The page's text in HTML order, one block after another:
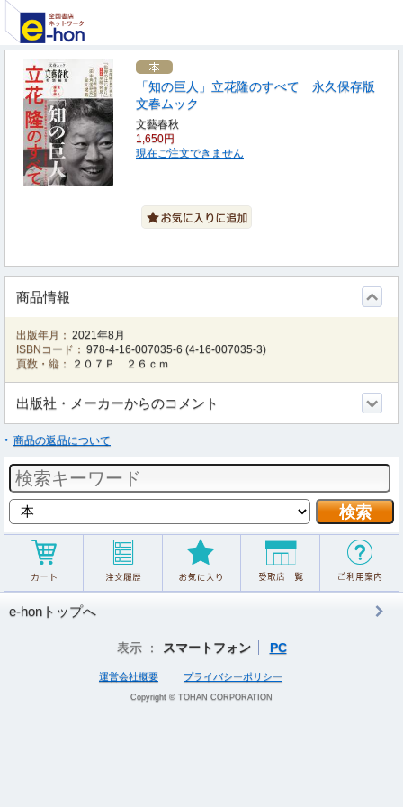
「知の巨人」立花隆のすべて 永久保存版
文春ムック
文藝春秋
1,650円
現在ご注文できません
商品情報
出版年月： 2021年8月
ISBNコード： 978-4-16-007035-6 (4-16-007035-3)
頁数・縦：
２０７Ｐ ２６ｃｍ
出版社・メーカーからのコメント
商品の返品について
e-honトップへ
表示 ： スマートフォン PC
運営会社概要 プライバシーポリシー
Copyright © TOHAN CORPORATION